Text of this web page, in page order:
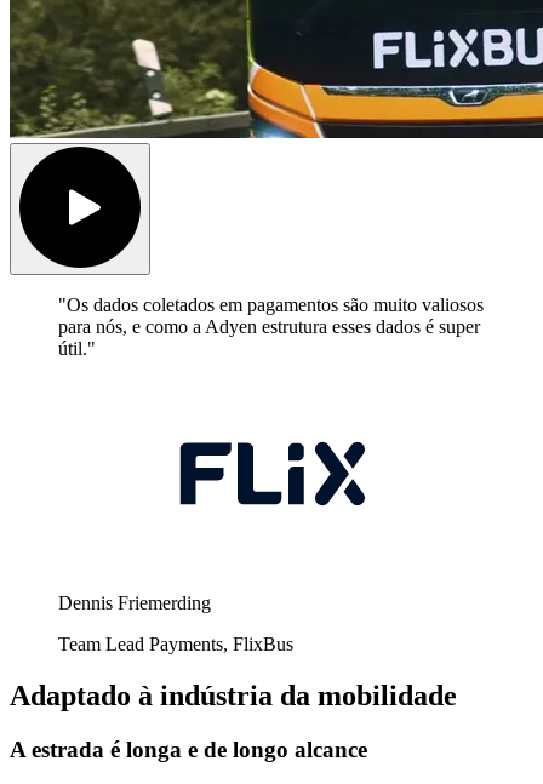
"Os dados coletados em pagamentos são muito valiosos
para nós, e como a Adyen estrutura esses dados é super
útil."
Dennis Friemerding
Team Lead Payments, FlixBus
Adaptado à indústria da mobilidade
A estrada é longa e de longo alcance